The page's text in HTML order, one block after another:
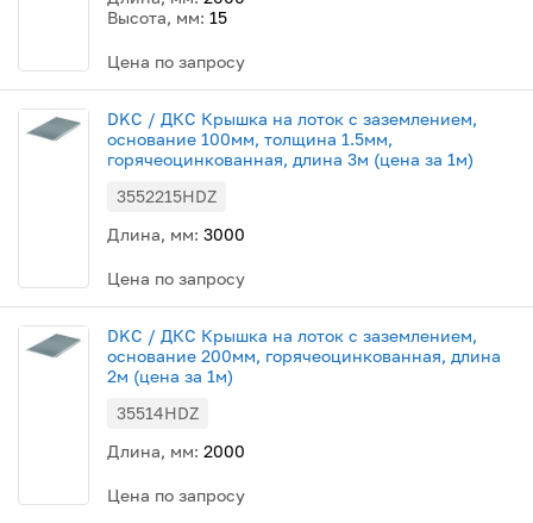
Высота, мм: 15
Цена по запросу
DKC / ДКС Крышка на лоток с заземлением,
основание 100мм, толщина 1.5мм,
горячеоцинкованная, длина 3м (цена за 1м)
3552215HDZ
Длина, мм: 3000
Цена по запросу
DKC / ДКС Крышка на лоток с заземлением,
основание 200мм, горячеоцинкованная, длина
2м (цена за 1м)
35514HDZ
Длина, мм: 2000
Цена по запросу